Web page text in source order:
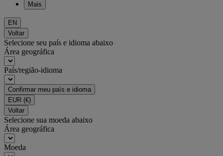
Mais
EN
Voltar
Selecione seu país e idioma abaixo
Área geográfica
País/região-idioma
Confirmar meu país e idioma
EUR (€)
Voltar
Selecione sua moeda abaixo
Área geográfica
Moeda